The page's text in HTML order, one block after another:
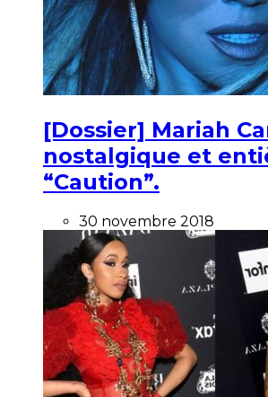
[Dossier] Mariah
nostalgique et
“Caution”.
30 novembre 2018